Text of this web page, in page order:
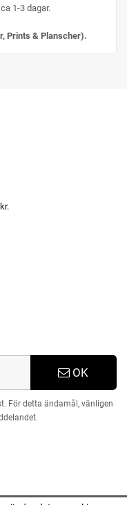
1-3 dagar.
Prints & Planscher).
OK
För detta ändamål, vänligen